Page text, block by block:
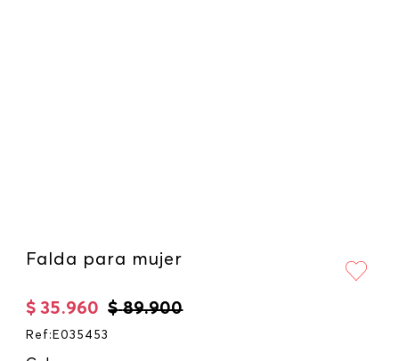
Falda para mujer
$ 89.900
$ 35.960
Ref : E035453